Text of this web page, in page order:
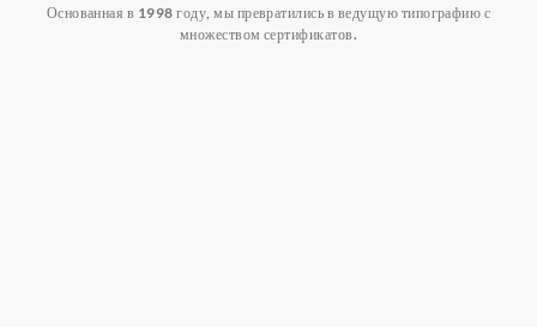
Основанная в 1998 году, мы превратились в ведущую типографию с
множеством сертификатов.